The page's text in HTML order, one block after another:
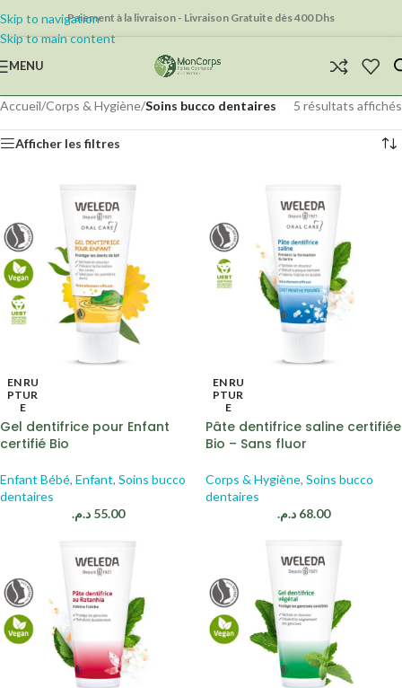
Skip to navigation
Skip to main content
Paiement à la livraison - Livraison Gratuite dès 400 Dhs
MENU
Accueil/Corps & Hygiène/Soins bucco dentaires 5 résultats affichés
Afficher les filtres
EN RU
PTUR
E
Gel dentifrice pour Enfant
certifié Bio
Enfant Bébé, Enfant, Soins bucco
dentaires
55.00 د.م.
EN RU
PTUR
E
Pâte dentifrice saline certifiée
Bio – Sans fluor
Corps & Hygiène, Soins bucco
dentaires
68.00 د.م.